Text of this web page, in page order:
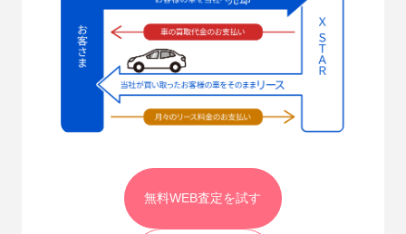
無料WEB査定を試す